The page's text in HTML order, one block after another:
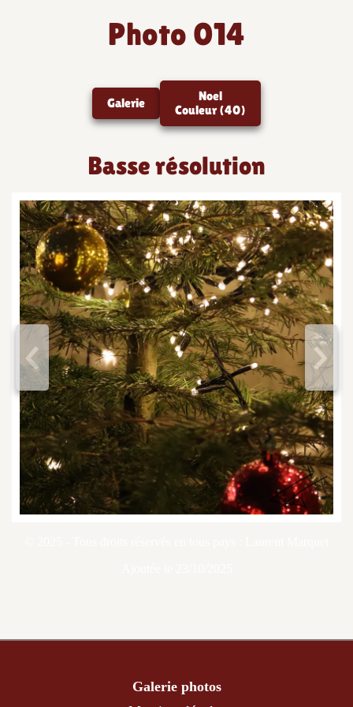
Photo 014
Galerie
Noel
Couleur (40)
Basse résolution
< >
Galerie photos